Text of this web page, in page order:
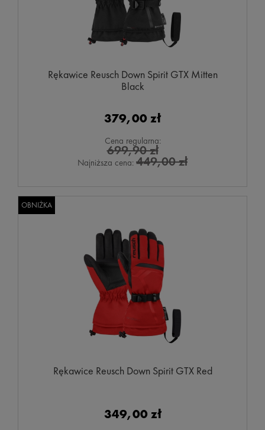
Rękawice Reusch Down Spirit GTX Mitten
Black
379,00 zł
Cena regularna:
699,90 zł
Najniższa cena: 449,00 zł
Rękawice Reusch Down Spirit GTX Red
349,00 zł
OBNIŻKA